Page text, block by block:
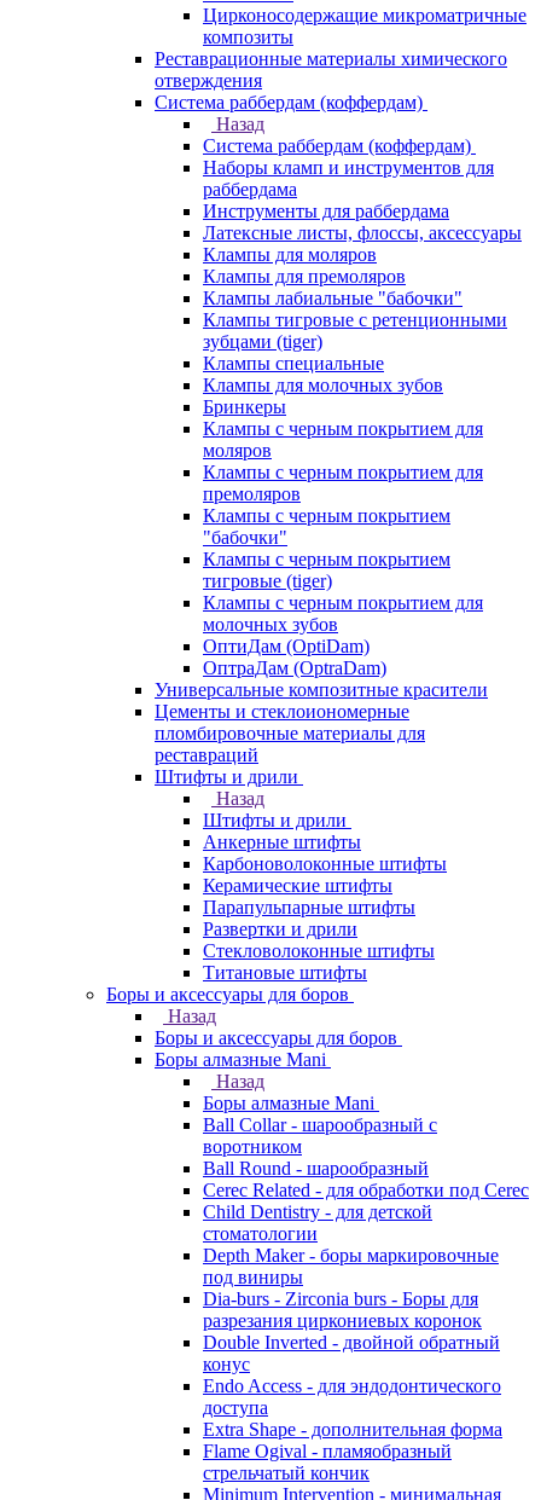
Цирконосодержащие микроматричные
композиты
Реставрационные материалы химического
отверждения
Система раббердам (коффердам)
Назад
Система раббердам (коффердам)
Наборы кламп и инструментов для
раббердама
Инструменты для раббердама
Латексные листы, флоссы, аксессуары
Клампы для моляров
Клампы для премоляров
Клампы лабиальные "бабочки"
Клампы тигровые с ретенционными
зубцами (tiger)
Клампы специальные
Клампы для молочных зубов
Бринкеры
Клампы с черным покрытием для
моляров
Клампы с черным покрытием для
премоляров
Клампы с черным покрытием
"бабочки"
Клампы с черным покрытием
тигровые (tiger)
Клампы с черным покрытием для
молочных зубов
ОптиДам (OptiDam)
ОптраДам (OptraDam)
Универсальные композитные красители
Цементы и стеклоиономерные
пломбировочные материалы для
реставраций
Штифты и дрили
Назад
Штифты и дрили
Анкерные штифты
Карбоноволоконные штифты
Керамические штифты
Парапульпарные штифты
Развертки и дрили
Стекловолоконные штифты
Титановые штифты
Боры и аксессуары для боров
Назад
Боры и аксессуары для боров
Боры алмазные Mani
Назад
Боры алмазные Mani
Ball Collar - шарообразный c
воротником
Ball Round - шарообразный
Cerec Related - для обработки под Cerec
Child Dentistry - для детской
стоматологии
Depth Maker - боры маркировочные
под виниры
Dia-burs - Zirconia burs - Боры для
разрезания циркониевых коронок
Double Inverted - двойной обратный
конус
Endo Access - для эндодонтического
доступа
Extra Shape - дополнительная форма
Flame Ogival - пламяобразный
стрельчатый кончик
Minimum Intervention - минимальная